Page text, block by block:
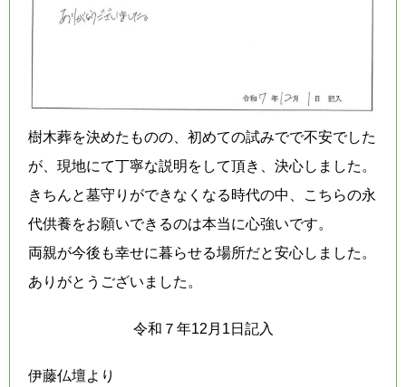
樹木葬を決めたものの、初めての試みでで不安でした
が、現地にて丁寧な説明をして頂き、決心しました。
きちんと墓守りができなくなる時代の中、こちらの永
代供養をお願いできるのは本当に心強いです。
両親が今後も幸せに暮らせる場所だと安心しました。
ありがとうございました。
令和７年12月1日記入
伊藤仏壇より